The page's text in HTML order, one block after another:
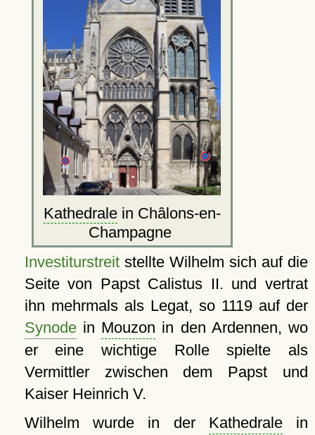
Kathedralein Châlons-en-
Champagne
Investiturstreitstellte Wilhelm sich auf die
Seite von Papst Calistus II. und vertrat
ihn mehrmals als Legat, so 1119 auf der
Synodein Mouzon in den Ardennen, wo
er eine wichtige Rolle spielte als
Vermittler zwischen dem Papst und
Kaiser Heinrich V.
Wilhelm wurde in der Kathedralein